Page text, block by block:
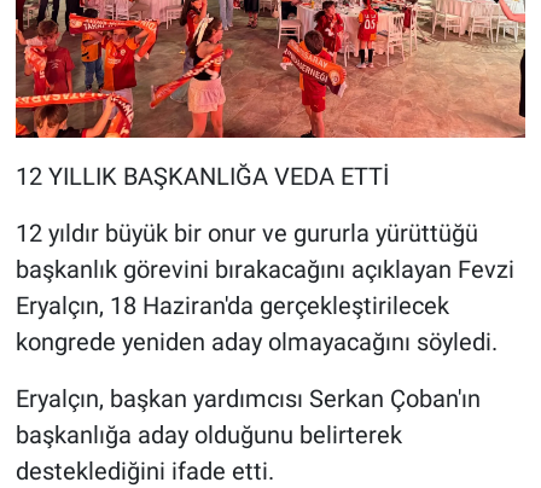
12 YILLIK BAŞKANLIĞA VEDA ETTİ
12 yıldır büyük bir onur ve gururla yürüttüğü
başkanlık görevini bırakacağını açıklayan Fevzi
Eryalçın, 18 Haziran'da gerçekleştirilecek
kongrede yeniden aday olmayacağını söyledi.
Eryalçın, başkan yardımcısı Serkan Çoban'ın
başkanlığa aday olduğunu belirterek
desteklediğini ifade etti.